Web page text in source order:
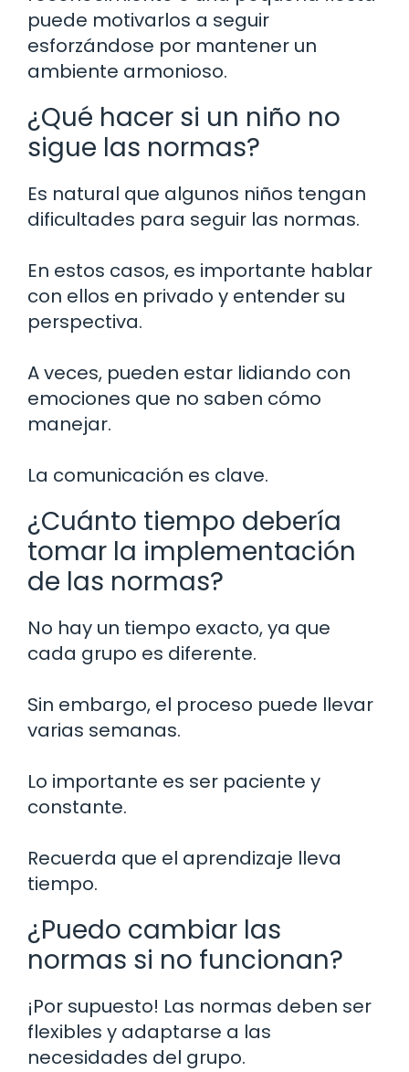
puede motivarlos a seguir
esforzándose por mantener un
ambiente armonioso.
¿Qué hacer si un niño no
sigue las normas?
Es natural que algunos niños tengan
dificultades para seguir las normas.
En estos casos, es importante hablar
con ellos en privado y entender su
perspectiva.
A veces, pueden estar lidiando con
emociones que no saben cómo
manejar.
La comunicación es clave.
¿Cuánto tiempo debería
tomar la implementación
de las normas?
No hay un tiempo exacto, ya que
cada grupo es diferente.
Sin embargo, el proceso puede llevar
varias semanas.
Lo importante es ser paciente y
constante.
Recuerda que el aprendizaje lleva
tiempo.
¿Puedo cambiar las
normas si no funcionan?
¡Por supuesto! Las normas deben ser
flexibles y adaptarse a las
necesidades del grupo.